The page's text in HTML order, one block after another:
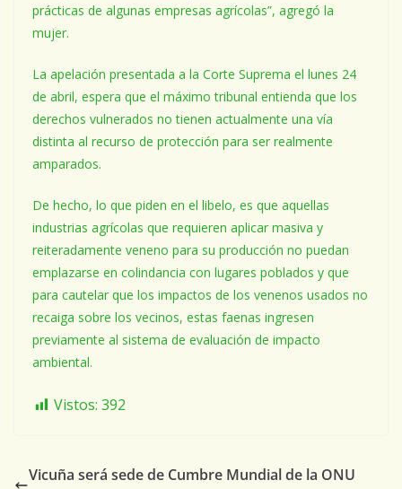
prácticas de algunas empresas agrícolas”, agregó la
mujer.
La apelación presentada a la Corte Suprema el lunes 24
de abril, espera que el máximo tribunal entienda que los
derechos vulnerados no tienen actualmente una vía
distinta al recurso de protección para ser realmente
amparados.
De hecho, lo que piden en el libelo, es que aquellas
industrias agrícolas que requieren aplicar masiva y
reiteradamente veneno para su producción no puedan
emplazarse en colindancia con lugares poblados y que
para cautelar que los impactos de los venenos usados no
recaiga sobre los vecinos, estas faenas ingresen
previamente al sistema de evaluación de impacto
ambiental.
Vistos: 392
Vicuña será sede de Cumbre Mundial de la ONU